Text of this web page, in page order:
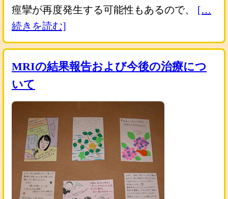
痙攣が再度発生する可能性もあるので、 […
続きを読む]
MRIの結果報告および今後の治療につ
いて